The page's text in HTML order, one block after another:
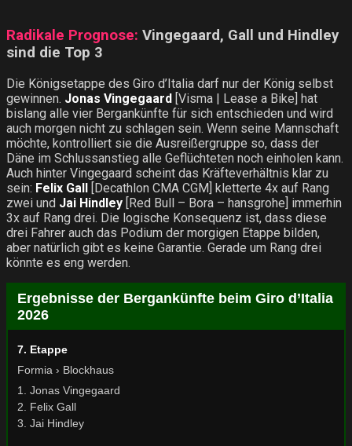
Radikale Prognose: Vingegaard, Gall und Hindley
sind die Top 3
Die Königsetappe des Giro d’Italia darf nur der König selbst
gewinnen. Jonas Vingegaard [Visma | Lease a Bike] hat
bislang alle vier Bergankünfte für sich entschieden und wird
auch morgen nicht zu schlagen sein. Wenn seine Mannschaft
möchte, kontrolliert sie die Ausreißergruppe so, dass der
Däne im Schlussanstieg alle Geflüchteten noch einholen kann.
Auch hinter Vingegaard scheint das Kräfteverhältnis klar zu
sein: Felix Gall [Decathlon CMA CGM] kletterte 4x auf Rang
zwei und Jai Hindley [Red Bull – Bora – hansgrohe] immerhin
3x auf Rang drei. Die logische Konsequenz ist, dass diese
drei Fahrer auch das Podium der morgigen Etappe bilden,
aber natürlich gibt es keine Garantie. Gerade um Rang drei
könnte es eng werden.
Ergebnisse der Bergankünfte beim Giro d’Italia
2026
7. Etappe
Formia › Blockhaus
1. Jonas Vingegaard
2. Felix Gall
3. Jai Hindley